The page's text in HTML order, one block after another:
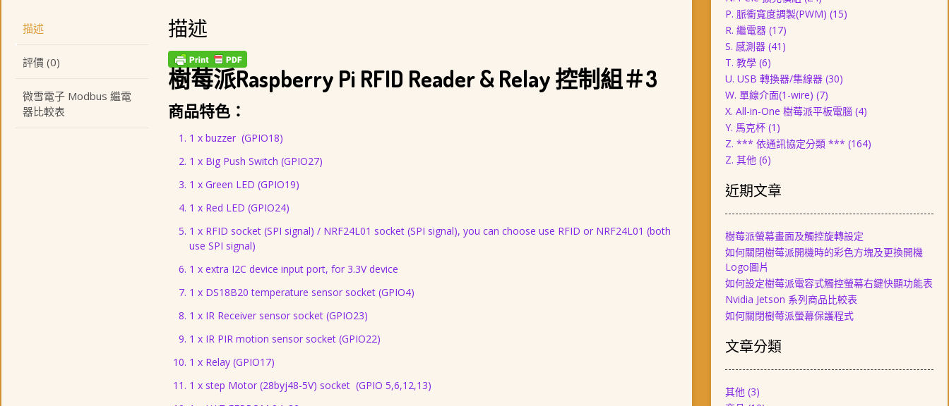
描述
評價 (0)
微雪電子 Modbus 繼電
器比較表
描述
樹莓派Raspberry Pi RFID Reader & Relay 控制組＃3
商品特色：
1 x buzzer (GPIO18)
1 x Big Push Switch (GPIO27)
1 x Green LED (GPIO19)
1 x Red LED (GPIO24)
1 x RFID socket (SPI signal) / NRF24L01 socket (SPI signal), you can choose use RFID or NRF24L01 (both
use SPI signal)
1 x extra I2C device input port, for 3.3V device
1 x DS18B20 temperature sensor socket (GPIO4)
1 x IR Receiver sensor socket (GPIO23)
1 x IR PIR motion sensor socket (GPIO22)
1 x Relay (GPIO17)
1 x step Motor (28byj48-5V) socket (GPIO 5,6,12,13)
P. 脈衝寬度調製(PWM) (15)
R. 繼電器 (17)
S. 感測器 (41)
T. 教學 (6)
U. USB 轉換器/集線器 (30)
W. 單線介面(1-wire) (7)
X. All-in-One 樹莓派平板電腦 (4)
Y. 馬克杯 (1)
Z. *** 依通訊協定分類 *** (164)
Z. 其他 (6)
近期文章
樹莓派螢幕畫面及觸控旋轉設定
如何關閉樹莓派開機時的彩色方塊及更換開機
Logo圖片
如何設定樹莓派電容式觸控螢幕右鍵快顯功能表
Nvidia Jetson 系列商品比較表
如何關閉樹莓派螢幕保護程式
文章分類
其他(3)